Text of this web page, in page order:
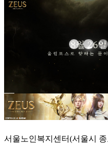
서울노인복지센터(서울시 종